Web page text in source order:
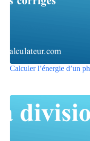
Calculer l’énergie d’un